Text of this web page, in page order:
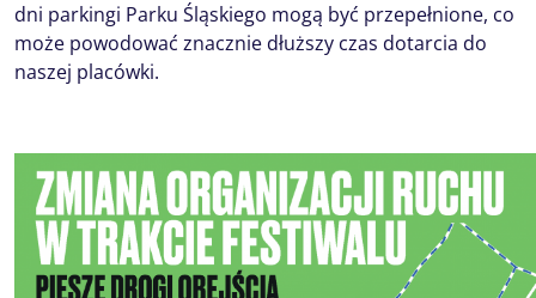
dni parkingi Parku Śląskiego mogą być przepełnione, co
może powodować znacznie dłuższy czas dotarcia do
naszej placówki.